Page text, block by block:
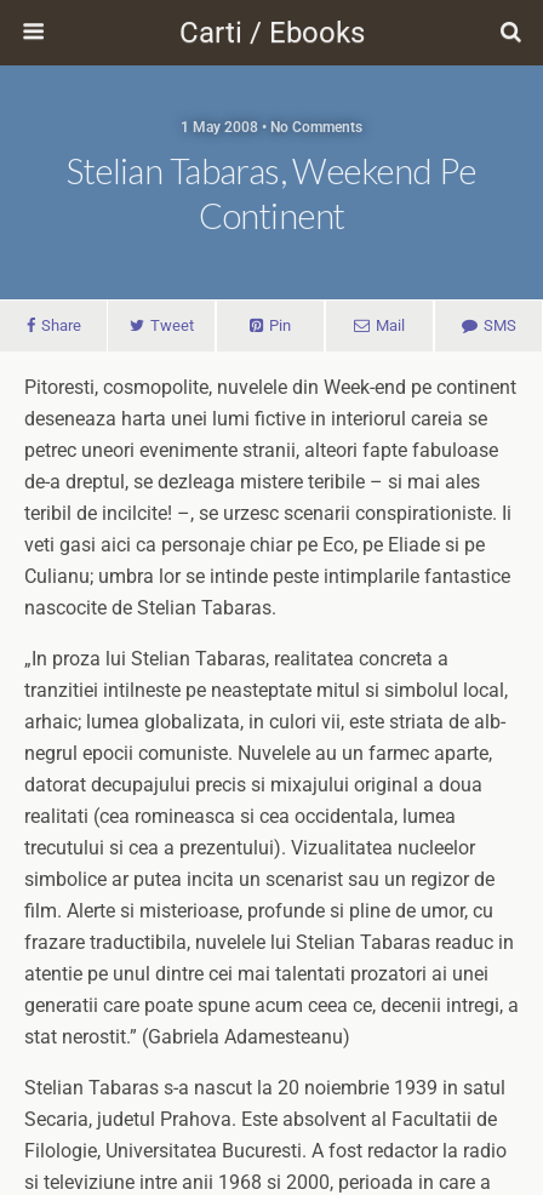
Carti / Ebooks
1 May 2008 • No Comments
Stelian Tabaras, Weekend Pe
Continent
Share Tweet Pin Mail SMS
Pitoresti, cosmopolite, nuvelele din Week-end pe continent
deseneaza harta unei lumi fictive in interiorul careia se
petrec uneori evenimente stranii, alteori fapte fabuloase
de-a dreptul, se dezleaga mistere teribile – si mai ales
teribil de incilcite! –, se urzesc scenarii conspirationiste. Ii
veti gasi aici ca personaje chiar pe Eco, pe Eliade si pe
Culianu; umbra lor se intinde peste intimplarile fantastice
nascocite de Stelian Tabaras.
„In proza lui Stelian Tabaras, realitatea concreta a
tranzitiei intilneste pe neasteptate mitul si simbolul local,
arhaic; lumea globalizata, in culori vii, este striata de alb-
negrul epocii comuniste. Nuvelele au un farmec aparte,
datorat decupajului precis si mixajului original a doua
realitati (cea romineasca si cea occidentala, lumea
trecutului si cea a prezentului). Vizualitatea nucleelor
simbolice ar putea incita un scenarist sau un regizor de
film. Alerte si misterioase, profunde si pline de umor, cu
frazare traductibila, nuvelele lui Stelian Tabaras readuc in
atentie pe unul dintre cei mai talentati prozatori ai unei
generatii care poate spune acum ceea ce, decenii intregi, a
stat nerostit.” (Gabriela Adamesteanu)
Stelian Tabaras s-a nascut la 20 noiembrie 1939 in satul
Secaria, judetul Prahova. Este absolvent al Facultatii de
Filologie, Universitatea Bucuresti. A fost redactor la radio
si televiziune intre anii 1968 si 2000, perioada in care a